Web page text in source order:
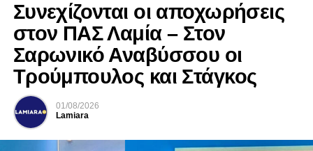
Συνεχίζονται οι αποχωρήσεις
στον ΠΑΣ Λαμία – Στον
Σαρωνικό Αναβύσσου οι
Τρούμπουλος και Στάγκος
01/08/2026
Lamiara